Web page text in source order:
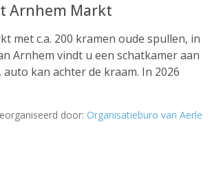
Arnhem Markt
met c.a. 200 kramen oude spullen, in
Arnhem vindt u een schatkamer aan
auto kan achter de kraam. In 2026
door: Organisatieburo van Aerle